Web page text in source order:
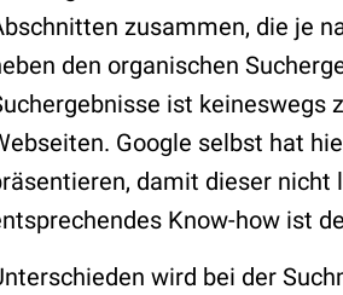
zusammen, die je
den organischen
ist keineswegs
Google selbst hat
damit dieser nicht
Know-how ist
wird bei der